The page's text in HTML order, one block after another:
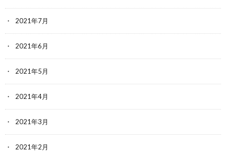
2021年7月
2021年6月
2021年5月
2021年4月
2021年3月
2021年2月